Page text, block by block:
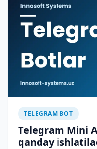
TELEGRAM BOT
Telegram Mini
qanday